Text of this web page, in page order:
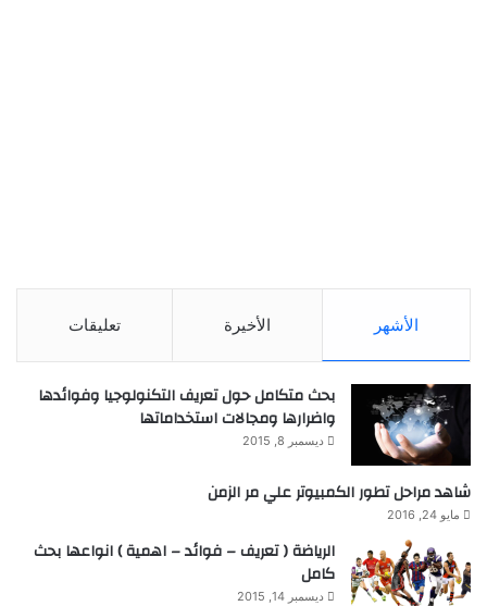
الأشهر الأخيرة تعليقات
بحث متكامل حول تعريف التكنولوجيا وفوائدها
واضرارها ومجالات استخداماتها
ديسمبر 8, 2015
شاهد مراحل تطور الكمبيوتر علي مر الزمن
مايو 24, 2016
الرياضة ( تعريف – فوائد – اهمية ) انواعها بحث
كامل
ديسمبر 14, 2015